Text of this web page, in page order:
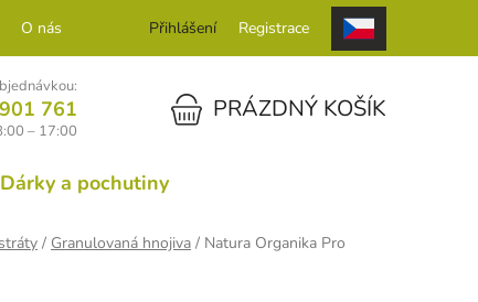
O nás KontaktPřihlášení Registrace
761
– 17:00
NÁKUPNÍ KOŠÍKPRÁZDNÝ KOŠÍK
Dárky a pochutiny
/ Granulovaná hnojiva / Natura Organika Pro